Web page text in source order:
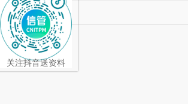
扫一扫免费做题
关注抖音送资料